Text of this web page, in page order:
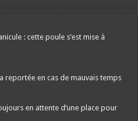
: cette poule s’est mise à
reportée en cas de mauvais temps
en attente d’une place pour